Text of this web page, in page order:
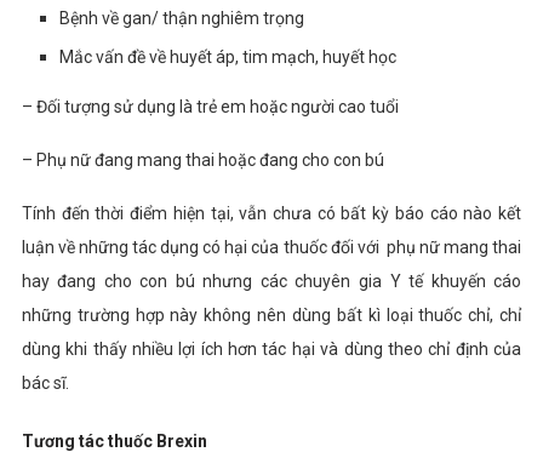
Bệnh về gan/ thận nghiêm trọng
Mắc vấn đề về huyết áp, tim mạch, huyết học
– Đối tượng sử dụng là trẻ em hoặc người cao tuổi
– Phụ nữ đang mang thai hoặc đang cho con bú
Tính đến thời điểm hiện tại, vẫn chưa có bất kỳ báo cáo nào kết
luận về những tác dụng có hại của thuốc đối với phụ nữ mang thai
hay đang cho con bú nhưng các chuyên gia Y tế khuyến cáo
những trường hợp này không nên dùng bất kì loại thuốc chỉ, chỉ
dùng khi thấy nhiều lợi ích hơn tác hại và dùng theo chỉ định của
bác sĩ.
Tương tác thuốc Brexin